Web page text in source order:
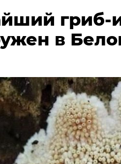
гриб-
в